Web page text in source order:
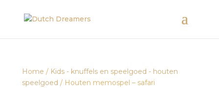
Home / Kids - knuffels en speelgoed - houten
speelgoed / Houten memospel – safari